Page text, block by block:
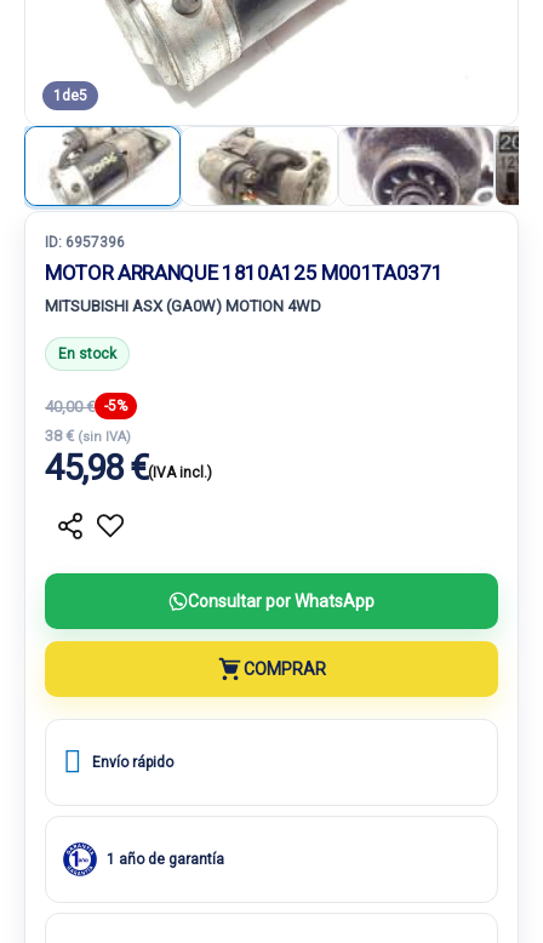
1 de5
ID: 6957396
MOTOR ARRANQUE 1810A125 M001TA0371
MITSUBISHI ASX (GA0W) MOTION 4WD
En stock
40,00 € -5%
38 € (sin IVA)
45,98 €(IVA incl.)
Consultar por WhatsApp
COMPRAR
Envío rápido
1 año de garantía